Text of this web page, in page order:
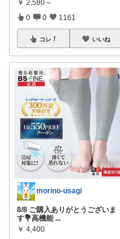
￥ 2,580～
0 0 1161
コレ いいね
morino-usagi
8/8 ご購入ありがとうございま
す💐高機能 ...
￥ 4,400